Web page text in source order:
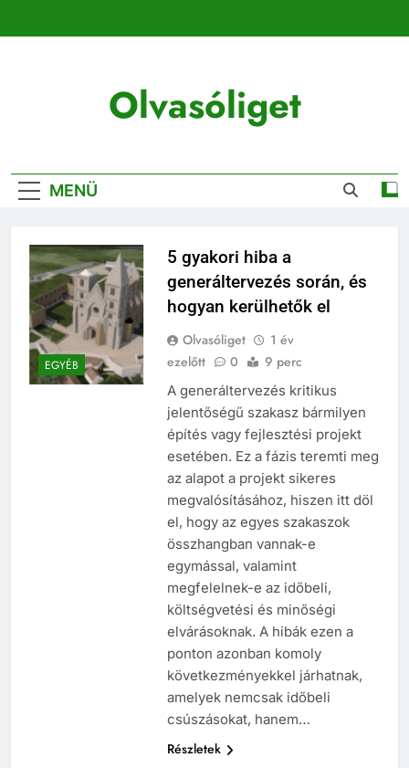
Olvasóliget
MENÜ
EGYÉB
5 gyakori hiba a
generáltervezés során, és
hogyan kerülhetők el
Olvasóliget
1 év
ezelőtt
0 9 perc
A generáltervezés kritikus
jelentőségű szakasz bármilyen
építés vagy fejlesztési projekt
esetében. Ez a fázis teremti meg
az alapot a projekt sikeres
megvalósításához, hiszen itt döl
el, hogy az egyes szakaszok
összhangban vannak-e
egymással, valamint
megfelelnek-e az időbeli,
költségvetési és minőségi
elvárásoknak. A hibák ezen a
ponton azonban komoly
következményekkel járhatnak,
amelyek nemcsak időbeli
csúszásokat, hanem…
Részletek